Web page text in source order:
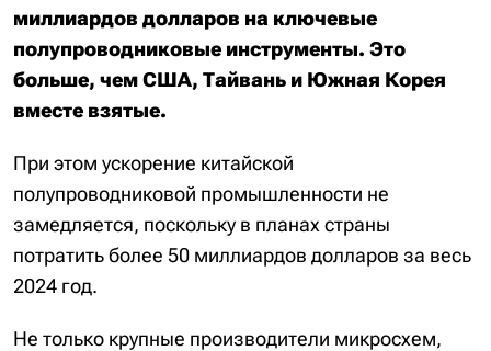
миллиардов долларов на ключевые
полупроводниковые инструменты. Это
больше, чем США, Тайвань и Южная Корея
вместе взятые.
При этом ускорение китайской
полупроводниковой промышленности не
замедляется, поскольку в планах страны
потратить более 50 миллиардов долларов за весь
2024 год.
Не только крупные производители микросхем,